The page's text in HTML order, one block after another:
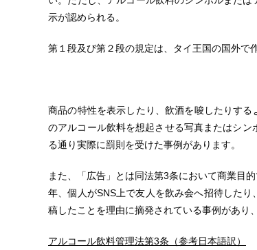
示が認められる。
第１段及び第２段の規定は、タイ王国の国外で
商品の特性を表示したり、飲酒を唆したりす
のアルコール飲料を想起させる写真またはシ
る通り実際に罰則を受けた事例があります。
また、「広告」とは同法第3条において商業目
年、個人がSNS上で友人を飲み会へ招待した
稿したことを理由に摘発されている事例があり
アルコール飲料管理法第3条（参考日本語訳）